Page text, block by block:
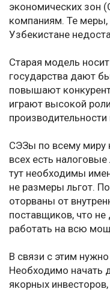
экономических зон
компаниям. Те меры,
Узбекистане
Старая модель
государства дают
повышают
играют высокой
СЭЗы по всему миру
всех есть
тут необходимы
не размеры льгот.
оторваны от
поставщиков, что
работать на всю
В связи с этим
Необходимо начать
якорных